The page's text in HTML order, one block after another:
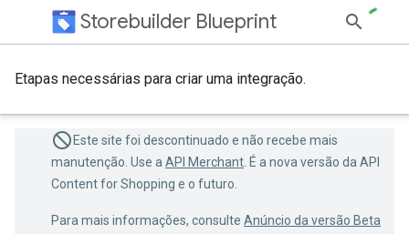
Storebuilder Blueprint
Etapas necessárias para criar uma integração.
Este site foi descontinuado e não recebe mais
manutenção. Use a API Merchant . É a nova versão da API
Content for Shopping e o futuro.
Para mais informações, consulte Anúncio da versão Beta